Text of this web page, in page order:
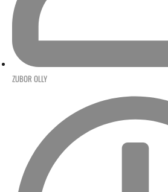
ZUBOR OLLY